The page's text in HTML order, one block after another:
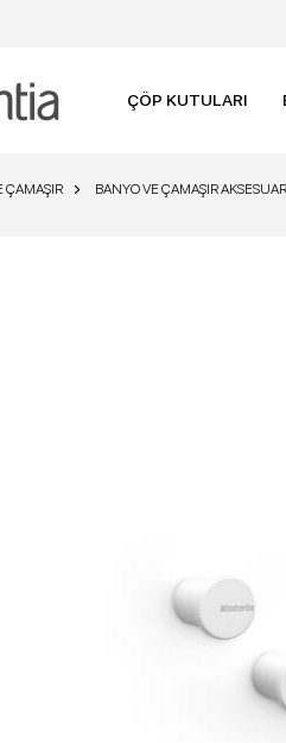
ÇÖP KUTULARI
ÇAMAŞIR BANYO VE ÇAMAŞIR